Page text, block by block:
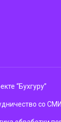
“Бухгуру”
со СМИ